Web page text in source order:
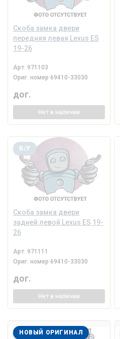
Скоба замка двери
передняя левая Lexus ES
19-26
Арт. 971103
Ориг. номер 69410-33030
дог.
Нет в наличии
Скоба замка двери
задней левой Lexus ES 19-
26
Б/У
Арт. 971111
Ориг. номер 69410-33030
дог.
Нет в наличии
НОВЫЙ ОРИГИНАЛ